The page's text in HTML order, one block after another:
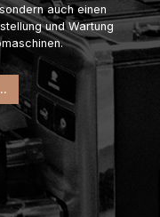
auch einen
und Wartung